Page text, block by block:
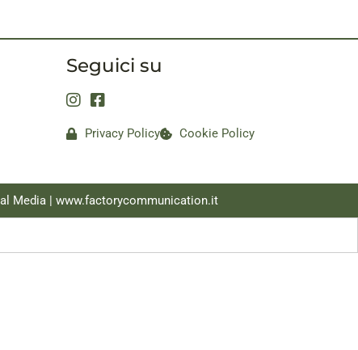
Seguici su
Privacy Policy Cookie Policy
Media | www.factorycommunication.it